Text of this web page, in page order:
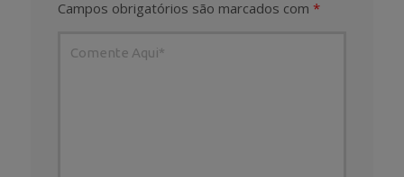
Campos obrigatórios são marcados com *